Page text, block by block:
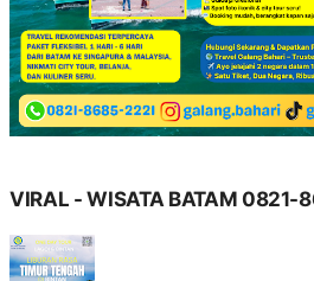
VIRAL - WISATA BATAM 0821-